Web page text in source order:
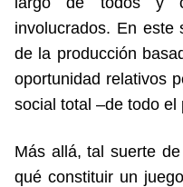
involucrados. En este
de la producción
oportunidad relativos
social total –de todo el
Más allá, tal suerte
qué constituir un